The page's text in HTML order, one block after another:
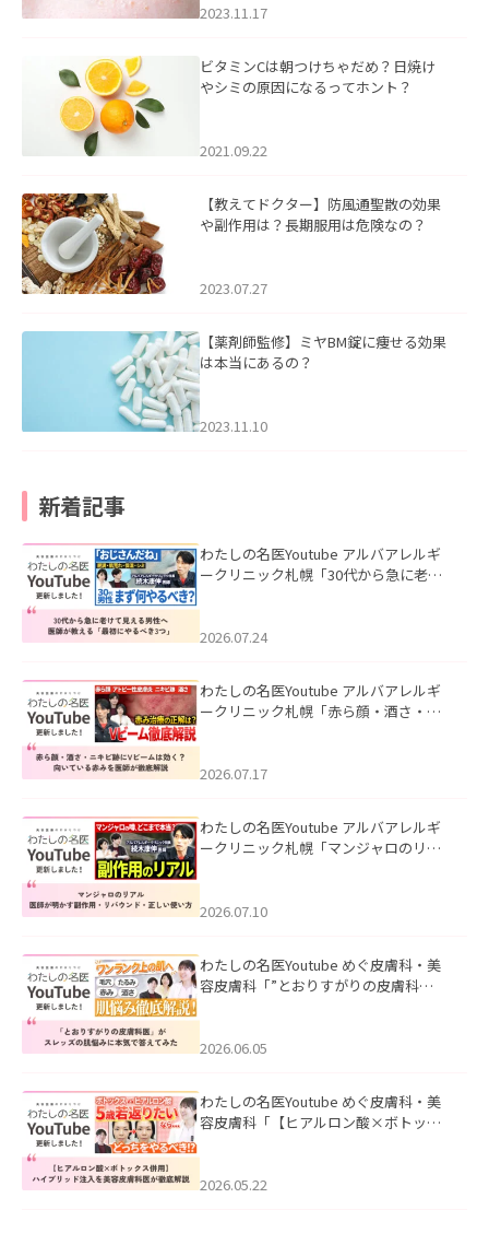
2023.11.17
ビタミンCは朝つけちゃだめ？日焼け
やシミの原因になるってホント？
2021.09.22
【教えてドクター】防風通聖散の効果
や副作用は？長期服用は危険なの？
2023.07.27
【薬剤師監修】ミヤBM錠に痩せる効果
は本当にあるの？
2023.11.10
新着記事
わたしの名医Youtube アルバアレルギ
ークリニック札幌「30代から急に老け
た。
2026.07.24
わたしの名医Youtube アルバアレルギ
ークリニック札幌「赤ら顔・酒さ・ニ
した。
2026.07.17
わたしの名医Youtube アルバアレルギ
ークリニック札幌「マンジャロのリア
た。
2026.07.10
わたしの名医Youtube めぐ皮膚科・美
容皮膚科「”とおりすがりの皮膚科
2026.06.05
わたしの名医Youtube めぐ皮膚科・美
容皮膚科「【ヒアルロン酸×ボトック
た。
2026.05.22